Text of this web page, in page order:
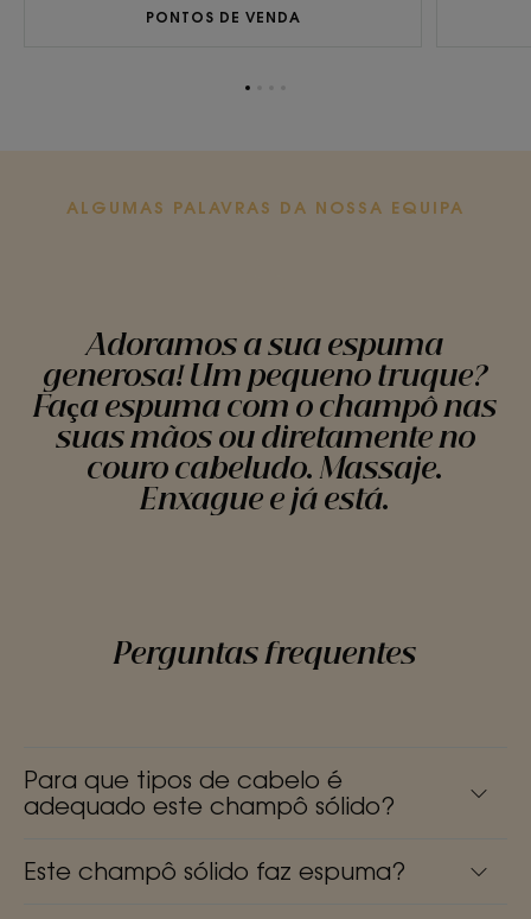
PONTOS DE VENDA
Ir
ALGUMAS PALAVRAS DA NOSSA EQUIPA
Adoramos a sua espuma
generosa! Um pequeno truque?
Faça espuma com o champô nas
suas mãos ou diretamente no
couro cabeludo. Massaje.
Enxague e já está.
Perguntas frequentes
Para que tipos de cabelo é
adequado este champô sólido?
Este champô sólido faz espuma?